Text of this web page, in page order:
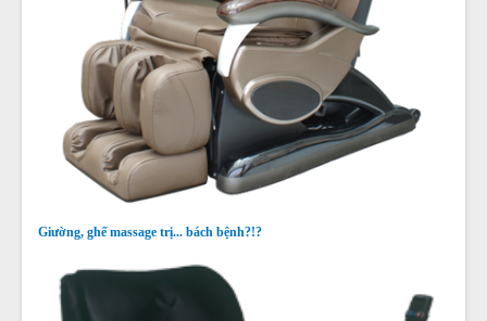
Giường, ghế massage trị... bách bệnh?!?